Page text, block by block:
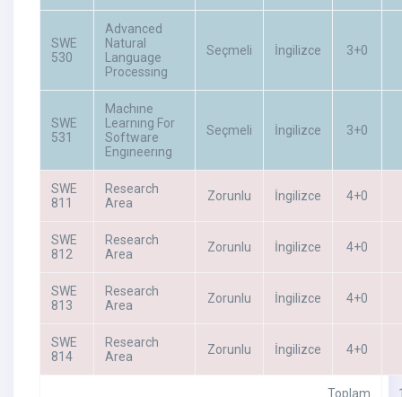
SWE
530
Advanced
Natural
Language
Processıng
Seçmeli İngilizce 3+0
SWE
531
Machıne
Learnıng For
Software
Engıneerıng
Seçmeli İngilizce 3+0
SWE
811
Research
Area
Zorunlu İngilizce 4+0
SWE
812
Research
Area
Zorunlu İngilizce 4+0
SWE
813
Research
Area
Zorunlu İngilizce 4+0
SWE
814
Research
Area
Zorunlu İngilizce 4+0
Toplam